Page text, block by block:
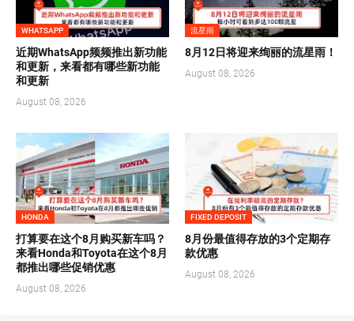
WHATSAPP
近期WhatsApp频频推出新功能
和更新，来看都有哪些新功能
和更新
August 08, 2026
流星雨
8月12日将迎来绚丽的流星雨！
August 08, 2026
HONDA
打算要在这个8月购买新车吗？
来看Honda和Toyota在这个8月
都推出哪些促销优惠
August 08, 2026
FIXED DEPOSIT
8月份最值得存放的3个定期存
款优惠
August 08, 2026